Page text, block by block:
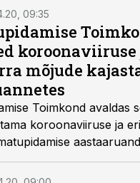
09:35
koroonaviiruse
mõjude
Toimkond avaldas
koroonaviiruse ja